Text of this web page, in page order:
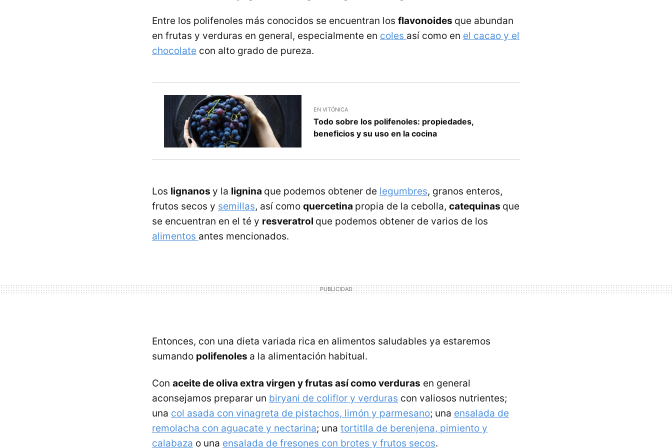
Entre los polifenoles más conocidos se encuentran los flavonoides que abundan
en frutas y verduras en general, especialmente en coles así como en el cacao y el
chocolate con alto grado de pureza.
EN VITÓNICA
Todo sobre los polifenoles: propiedades,
beneficios y su uso en la cocina
Los lignanos y la lignina que podemos obtener de legumbres, granos enteros,
frutos secos y semillas, así como quercetina propia de la cebolla, catequinas que
se encuentran en el té y resveratrol que podemos obtener de varios de los
alimentos antes mencionados.
Entonces, con una dieta variada rica en alimentos saludables ya estaremos
sumando polifenoles a la alimentación habitual.
Con aceite de oliva extra virgen y frutas así como verduras en general
aconsejamos preparar un biryani de coliflor y verduras con valiosos nutrientes;
una col asada con vinagreta de pistachos, limón y parmesano; una ensalada de
remolacha con aguacate y nectarina; una tortitlla de berenjena, pimiento y
calabaza o una ensalada de fresones con brotes y frutos secos.